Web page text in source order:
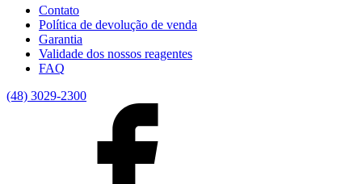
Contato
Política de devolução de venda
Garantia
Validade dos nossos reagentes
FAQ
(48) 3029-2300